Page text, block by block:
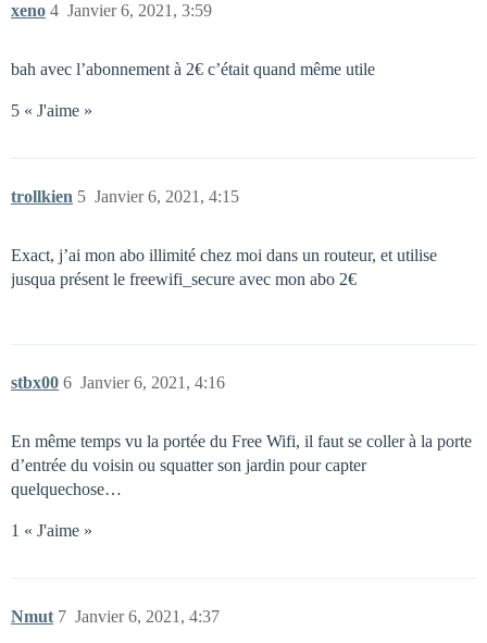
xeno Janvier 6, 2021, 3:59
4
bah avec l’abonnement à 2€ c’était quand même utile
5 « J'aime »
trollkien Janvier 6, 2021, 4:15
5
Exact, j’ai mon abo illimité chez moi dans un routeur, et utilise
jusqua présent le freewifi_secure avec mon abo 2€
stbx00 Janvier 6, 2021, 4:16
6
En même temps vu la portée du Free Wifi, il faut se coller à la porte
d’entrée du voisin ou squatter son jardin pour capter
quelquechose…
1 « J'aime »
Nmut Janvier 6, 2021, 4:37
7